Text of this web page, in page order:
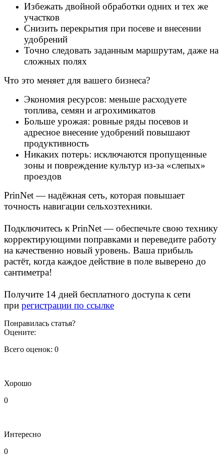
Избежать двойной обработки одних и тех же
участков
Снизить перекрытия при посеве и внесении
удобрений
Точно следовать заданным маршрутам, даже на
сложных полях
Что это меняет для вашего бизнеса?
Экономия ресурсов: меньше расходуете
топлива, семян и агрохимикатов
Больше урожая: ровные ряды посевов и
адресное внесение удобрений повышают
продуктивность
Никаких потерь: исключаются пропущенные
зоны и повреждение культур из-за «слепых»
проездов
PrinNet — надёжная сеть, которая повышает
точность навигации сельхозтехники.
Подключитесь к PrinNet — обеспечьте свою технику
корректирующими поправками и переведите работу
на качественно новый уровень. Ваша прибыль
растёт, когда каждое действие в поле выверено до
сантиметра!
Получите 14 дней бесплатного доступа к сети
при регистрации по ссылке
Понравилась статья?
Оцените:
Всего оценок: 0
Хорошо
0
Интересно
0